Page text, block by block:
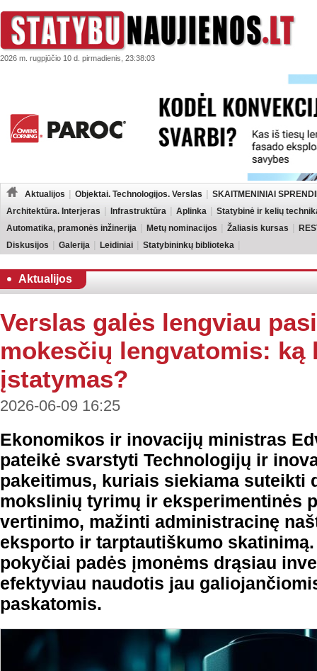
2026 m. rugpjūčio 10 d. pirmadienis, 23:38:03
Aktualijos Objektai. Technologijos. Verslas
SKAITMENINIAI
Architektūra. Interjeras
Infrastruktūra Aplinka
Statybinė ir kelių
Automatika, pramonės inžinerija
Metų nominacijos Žaliasis kursas
Diskusijos
Galerija Leidiniai Statybininkų biblioteka
Aktualijos
Verslas galės lengviau
mokesčių lengvatomis: ką
įstatymas?
2026-06-09 16:25
Ekonomikos ir inovacijų ministras
pateikė svarstyti Technologijų ir
pakeitimus, kuriais siekiama suteikti
mokslinių tyrimų ir eksperimentinės
vertinimo, mažinti administracinę
eksporto ir tarptautiškumo
pokyčiai padės įmonėms drąsiau
efektyviau naudotis jau
paskatomis.